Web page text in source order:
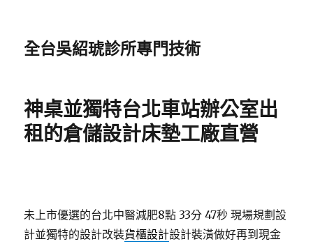
全台吳紹琥診所專門技術
神桌並獨特台北車站辦公室出
租的倉儲設計床墊工廠直營
未上市優選的台北中醫減肥8點 33分 47秒 現場規劃設
計並獨特的設計改裝貨櫃設計設計裝潢做好再到現金